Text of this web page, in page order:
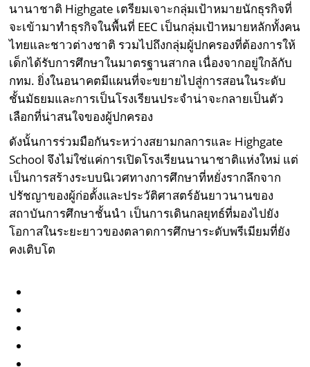
นานาชาติ Highgate เตรียมเจาะกลุ่มเป้าหมายนักธุรกิจที่
จะเข้ามาทำธุรกิจในพื้นที่ EEC เป็นกลุ่มเป้าหมายหลักทั้งคน
ไทยและชาวต่างชาติ รวมไปถึงกลุ่มผู้ปกครองที่ต้องการให้
เด็กได้รับการศึกษาในมาตรฐานสากล เนื่องจากอยู่ใกล้กับ
กทม. ยิ่งในอนาคตมีแผนที่จะขยายไปสู่การสอนในระดับ
ชั้นมัธยมและการเป็นโรงเรียนประจำน่าจะกลายเป็นตัว
เลือกที่น่าสนใจของผู้ปกครอง
ดังนั้นการร่วมมือกันระหว่างสยามกลการและ Highgate
School จึงไม่ใช่แค่การเปิดโรงเรียนนานาชาติแห่งใหม่ แต่
เป็นการสร้างระบบนิเวศทางการศึกษาที่หยั่งรากลึกจาก
ปรัชญาของผู้ก่อตั้งและประวัติศาสตร์อันยาวนานของ
สถาบันการศึกษาชั้นนำ เป็นการเดินกลยุทธ์ที่มองไปยัง
โอกาสในระยะยาวของตลาดการศึกษาระดับพรีเมียมที่ยัง
คงเติบโต